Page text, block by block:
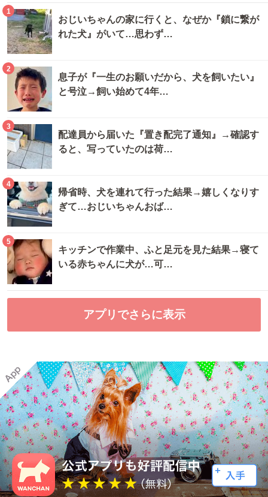
1
おじいちゃんの家に行くと、なぜか『鎖に繋が
れた犬』がいて…思わず…
2
息子が『一生のお願いだから、犬を飼いたい』
と号泣→飼い始めて4年…
3
配達員から届いた『置き配完了通知』→確認す
ると、写っていたのは荷…
4
帰省時、犬を連れて行った結果→嬉しくなりす
ぎて…おじいちゃんおば…
5
キッチンで作業中、ふと足元を見た結果→寝て
いる赤ちゃんに犬が…可…
アプリでさらに表示